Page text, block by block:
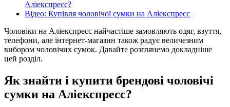
Аліекспресс?
Відео: Купівля чоловічої сумки на Аліекспресс
Чоловіки на Аліекспресс найчастіше замовляють одяг, взуття,
телефони, але інтернет-магазин також радує величезним
вибором чоловічих сумок. Давайте розглянемо докладніше
цей розділ.
Як знайти і купити брендові чоловічі
сумки на Аліекспресс?